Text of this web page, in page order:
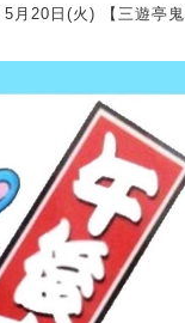
5月20日(火) 【三遊亭